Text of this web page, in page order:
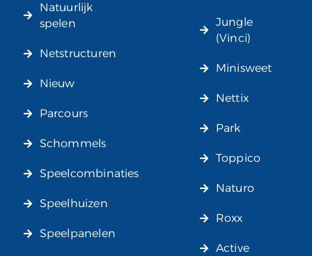
Natuurlijk
spelen
Netstructuren
Nieuw
Parcours
Schommels
Speelcombinaties
Speelhuizen
Speelpanelen
Jungle
(Vinci)
Minisweet
Nettix
Park
Toppico
Naturo
Roxx
Active